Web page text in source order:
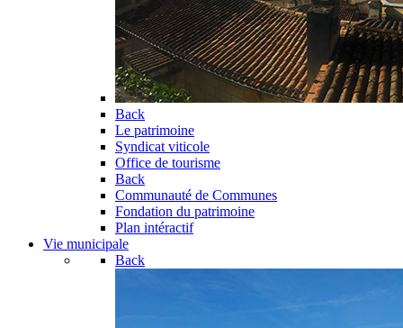
Back
Le patrimoine
Syndicat viticole
Office de tourisme
Back
Communauté de Communes
Fondation du patrimoine
Plan intéractif
Vie municipale
Back